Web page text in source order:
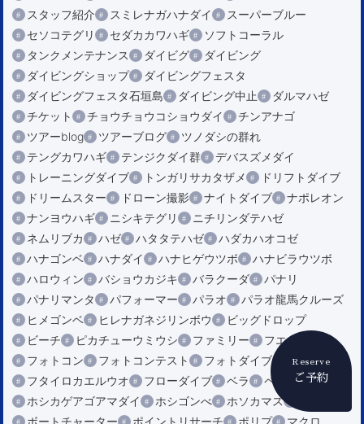
Reserve
ご予約
スタッフ紹介
スミレナガハナダイ
スーパーブルー
セソコテグリ
セダカカワハギ
ソフトコーラル
タンクメンテナンス
ダイビグ
ダイビング
ダイビングショップ
ダイビングフェスタ
ダイビングフェスタ石垣島
ダイビング中止
ダルマハゼ
チケット
チョウチョウコショウダイ
チンアナゴ
ツアーblog
ツアーブログ
ツノダシの群れ
テングカワハギ
テンジクダイ群
デバスズメダイ
トレーニングダイブ
トンガリサカタザメ
ドリフトダイブ
ドリームスター
ドローン撮影 ナイトダイブ
ナポレオン
ナンヨウハギ
ニシキテグリ
ニチリンダテハゼ
ネムリブカ
ハゼ ハタタテハゼ
ハダカハオコゼ
ハナゴンベ
ハナダイ ハナヒゲウツボ
ハナビラウツボ
ハロウィン
バショウカジキ バラクーダ
パナリ
パナリマンタ
パフォーマー パラオ
パラオ龍馬クルーズ
ヒメゴンベ
ヒレナガネジリンボウ
ビッグドロップ
ビーチ
ピカチューウミウシ ファミリー
フエダイ
フォトコン
フォトコンテスト
フォトダイブ
フタイロカエルウオ
フローダイブ ベラ
ペリリュー
ホシカゲアゴアマダイ
ホシゴンべ ホソカマス